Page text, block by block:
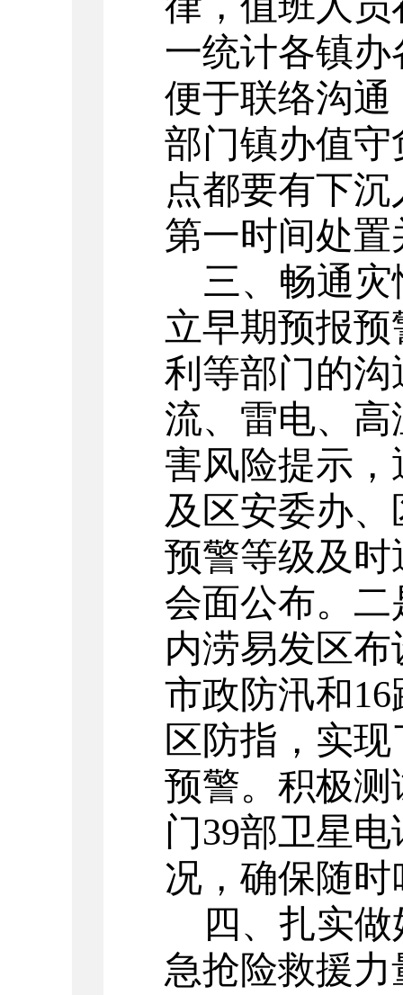
一统计各镇
便于联络沟
部门镇办值
点都要有下
第一时间处
三、 畅通
立早期预报
利等部门的
流、雷电、
害风险提示
及区安委办
预警等级及
会面公布。
内涝易发区
市政防汛和
区防指，实
预警。积极
门39部卫星
况，确保随
四 、 扎实做
急抢险救援